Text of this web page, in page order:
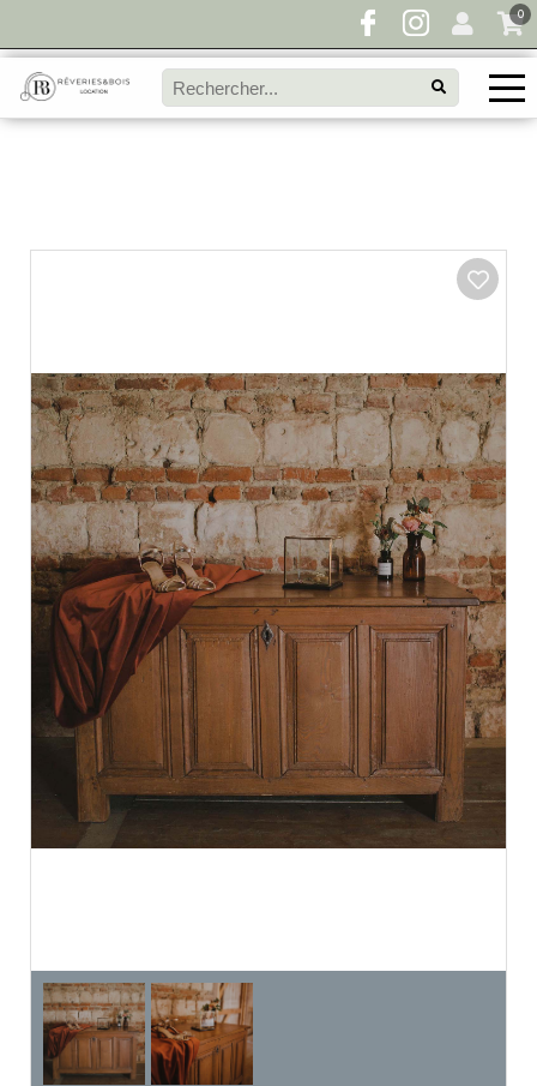
0
Pour toute demande de disponibilité, remplissez